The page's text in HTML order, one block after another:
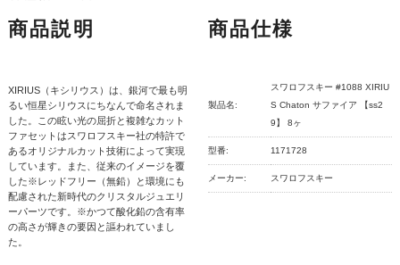
商品説明
XIRIUS（キシリウス）は、銀河で最も明
るい恒星シリウスにちなんで命名されま
した。この眩い光の屈折と複雑なカット
ファセットはスワロフスキー社の特許で
あるオリジナルカット技術によって実現
しています。また、従来のイメージを覆
した※レッドフリー（無鉛）と環境にも
配慮された新時代のクリスタルジュエリ
ーパーツです。※かつて酸化鉛の含有率
の高さが輝きの要因と謳われていまし
た。
商品仕様
製品名:
スワロフスキー #1088 XIRIU
S Chaton サファイア 【ss2
9】 8ヶ
型番: 1171728
メーカー: スワロフスキー